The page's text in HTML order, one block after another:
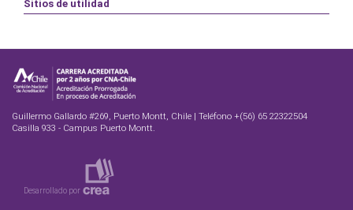
Sitios de utilidad
Guillermo Gallardo #269, Puerto Montt, Chile | Teléfono +(56) 65 22322504
Casilla 933 - Campus Puerto Montt.
Desarrollado por